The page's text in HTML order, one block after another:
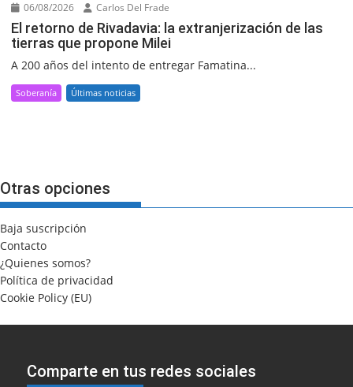
06/08/2026 Carlos Del Frade
El retorno de Rivadavia: la extranjerización de las
tierras que propone Milei
A 200 años del intento de entregar Famatina...
Soberanía Últimas noticias
Otras opciones
Baja suscripción
Contacto
¿Quienes somos?
Política de privacidad
Cookie Policy (EU)
Comparte en tus redes sociales